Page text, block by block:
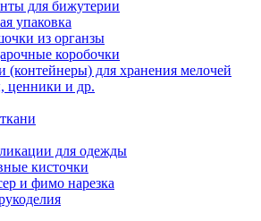
для бижутерии
упаковка
из органзы
коробочки
(контейнеры) для хранения мелочей
ценники и др.
для одежды
кисточки
и фимо нарезка